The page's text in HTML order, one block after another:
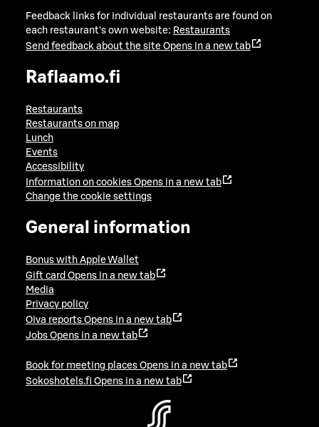
Feedback links for individual restaurants are found on
each restaurant's own website: Restaurants
Send feedback about the site Opens in a new tab
Raflaamo.fi
Restaurants
Restaurants on map
Lunch
Events
Accessibility
Information on cookies Opens in a new tab
Change the cookie settings
General information
Bonus with Apple Wallet
Gift card Opens in a new tab
Media
Privacy policy
Oiva reports Opens in a new tab
Jobs Opens in a new tab
Book for meeting places Opens in a new tab
Sokoshotels.fi Opens in a new tab